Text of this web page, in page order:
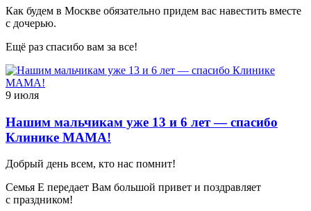
Как будем в Москве обязательно придем вас навестить вместе
с дочерью.
Ещё раз спасибо вам за все!
9 июля
Нашим мальчикам уже 13 и 6 лет — спасибо
Клинике МАМА!
Добрый день всем, кто нас помнит!
Семья Е передает Вам большой привет и поздравляет
с праздником!